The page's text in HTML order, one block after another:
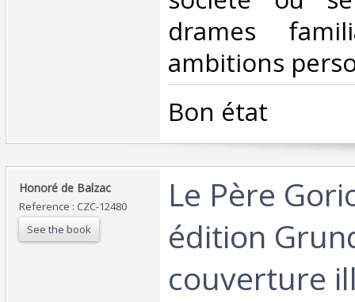
drames
ambitions
‎Bon état‎
‎Honoré de Balzac‎
Reference : CZC-12480
See the book
‎Le Père
édition
couverture